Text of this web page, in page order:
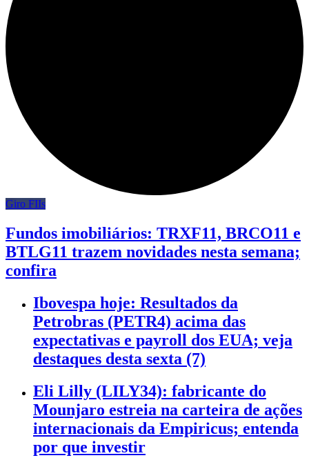
Giro FIIs
Fundos imobiliários: TRXF11, BRCO11 e
BTLG11 trazem novidades nesta semana;
confira
Ibovespa hoje: Resultados da
Petrobras (PETR4) acima das
expectativas e payroll dos EUA; veja
destaques desta sexta (7)
Eli Lilly (LILY34): fabricante do
Mounjaro estreia na carteira de ações
internacionais da Empiricus; entenda
por que investir